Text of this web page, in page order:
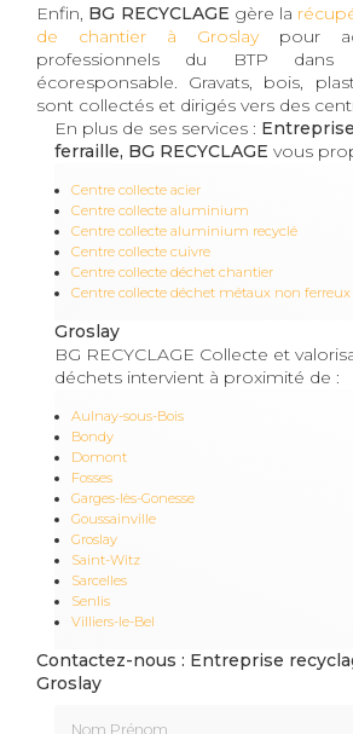
Enfin, BG RECYCLAGE gère la
de chantier à Groslaypour
professionnels du BTP dans
écoresponsable. Gravats, bois,
sont collectés et dirigés vers des
En plus de ses services :
ferraille, BG RECYCLAGE vous
Centre collecte acier
Centre collecte aluminium
Centre collecte aluminium recyclé
Centre collecte cuivre
Centre collecte déchet chantier
Centre collecte déchet métaux non ferreux
Groslay
BG RECYCLAGE Collecte et
déchets intervient à proximité de :
Aulnay-sous-Bois
Bondy
Domont
Fosses
Garges-lès-Gonesse
Goussainville
Groslay
Saint-Witz
Sarcelles
Senlis
Villiers-le-Bel
Contactez-nous : Entreprise
Groslay